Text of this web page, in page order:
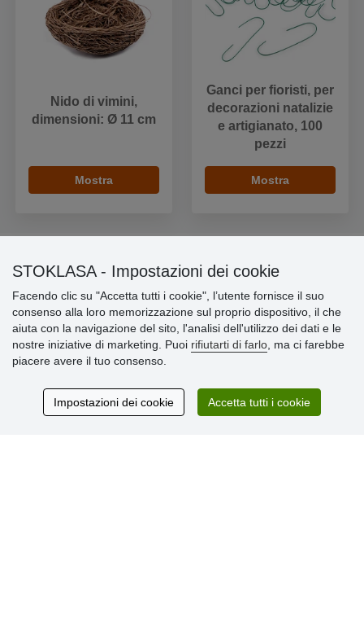
Nido di vimini,
dimensioni: Ø 11 cm
Mostra
Ganci per fioristi, per
decorazioni natalizie
e artigianato, 100
pezzi
Mostra
» Impostazioni dei cookie
» Termini & Condizioni
» Informativa sulla Privacy
» Consegna e pagamento
» Programma fedeltà
STOKLASA - Impostazioni dei cookie
Facendo clic su "Accetta tutti i cookie", l’utente fornisce il suo
consenso alla loro memorizzazione sul proprio dispositivo, il che
aiuta con la navigazione del sito, l'analisi dell'utilizzo dei dati e le
nostre iniziative di marketing. Puoi rifiutarti di farlo , ma ci farebbe
piacere avere il tuo consenso.
Impostazioni dei cookie Accetta tutti i cookie